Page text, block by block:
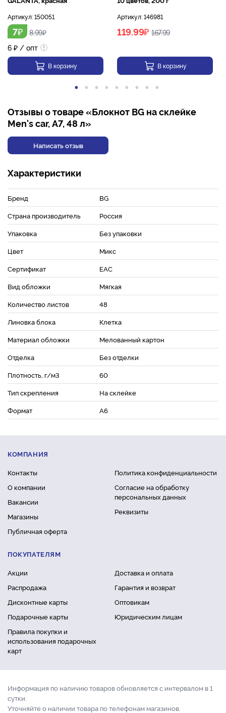
Артикул:150051
7₽ 8.99₽
6 ₽ / опт
В корзину
Артикул:146981
119.99₽ 167.99
В корзину
Отзывы о товаре «Блокнот BG на склейке
Men's car, А7, 48 л»
Написать отзыв
Характеристики
Бренд
BG
Страна производитель
Россия
Упаковка
Без упаковки
Цвет
Микс
Сертификат
ЕАС
Вид обложки
Мягкая
Количество листов
48
Линовка блока
Клетка
Материал обложки
Мелованный картон
Отделка
Без отделки
Плотность, г/м3
60
Тип скрепления
На склейке
Формат
A6
КОМПАНИЯ
Контакты
О компании
Вакансии
Магазины
Публичная оферта
Политика конфиденциальности
Согласие на обработку
персональных данных
Реквизиты
ПОКУПАТЕЛЯМ
Акции
Распродажа
Дисконтные карты
Подарочные карты
Правила покупки и
использования подарочных
карт
Доставка и оплата
Гарантия и возврат
Оптовикам
Юридическим лицам
Информация по наличию товаров обновляется с интервалом в 1
сутки.
Уточняйте о наличии товара по телефонам магазинов.